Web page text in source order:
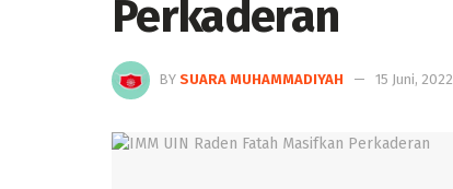
Perkaderan
BY SUARA MUHAMMADIYAH 15 Juni, 2022